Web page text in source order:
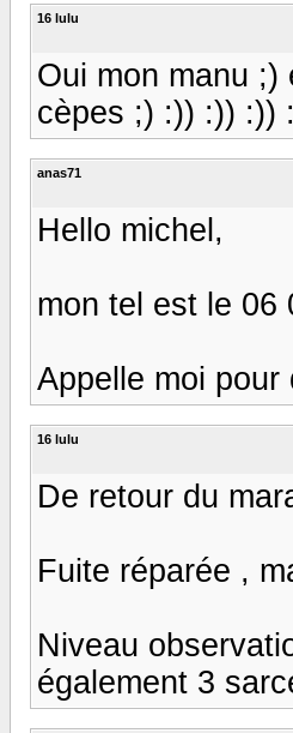
16 lulu
Oui mon manu
cèpes ;) :)) :)) :))
anas71
Hello michel,
mon tel est le 06
Appelle moi
16 lulu
De retour du
Fuite réparée ,
Niveau
également 3